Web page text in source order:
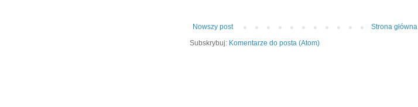
Nowszy post
Strona główna
Subskrybuj: Komentarze do posta (Atom)